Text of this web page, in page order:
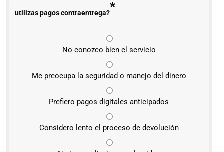
utilizas pagos contraentrega?*
No conozco bien el servicio
Me preocupa la seguridad o manejo del dinero
Prefiero pagos digitales anticipados
Considero lento el proceso de devolución